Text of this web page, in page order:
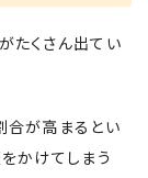
たくさん出てい
合が高まるとい
かけてしまう